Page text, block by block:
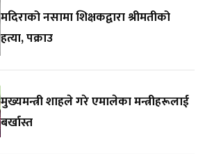
मदिराको नसामा शिक्षकद्वारा श्रीमतीको
हत्या, पक्राउ
मुख्यमन्त्री शाहले गरे एमालेका मन्त्रीहरूलाई
बर्खास्त